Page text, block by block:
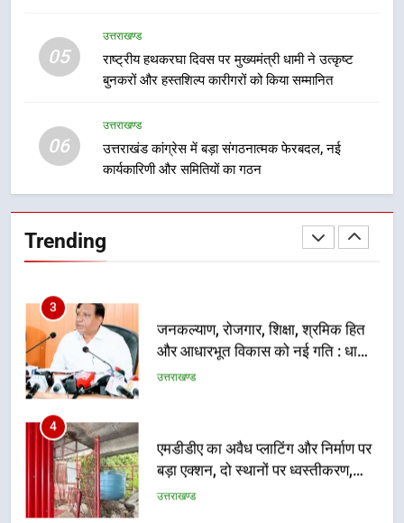
05
उत्तराखण्ड
राष्ट्रीय हथकरघा दिवस पर मुख्यमंत्री धामी ने उत्कृष्ट
बुनकरों और हस्तशिल्प कारीगरों को किया सम्मानित
06
उत्तराखण्ड
उत्तराखंड कांग्रेस में बड़ा संगठनात्मक फेरबदल, नई
कार्यकारिणी और समितियों का गठन
Trending
निर्देश, सुरक्षा मानकों से कोई समझौता
नहींः डीएम
1
खेल महाकुंभ 2026ः 01 सितंबर से सजेगा
प्रतिभा का प्रदर्शन
सार्वजनिक स्थान पर जुआ खेलने वाले
अभियुक्तों को पुलिस ने किया गिरफ्तार
3
जनकल्याण, रोजगार, शिक्षा, श्रमिक हित
और आधारभूत विकास को नई गति : धामी
कैबिनेट के ऐतिहासिक फैसले
4
एमडीडीए का अवैध प्लाटिंग और निर्माण पर
बड़ा एक्शन, दो स्थानों पर ध्वस्तीकरण,
मसूरी मार्ग पर अवैध निर्माण सील